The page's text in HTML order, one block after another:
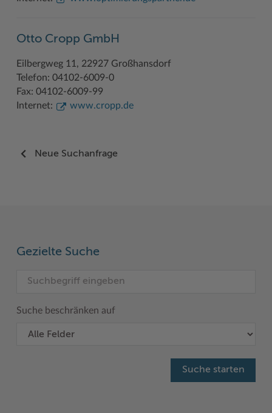
Otto Cropp GmbH
Eilbergweg 11, 22927 Großhansdorf
Telefon: 04102-6009-0
Fax: 04102-6009-99
Internet:
www.cropp.de
Neue Suchanfrage
Gezielte Suche
Suche beschränken auf